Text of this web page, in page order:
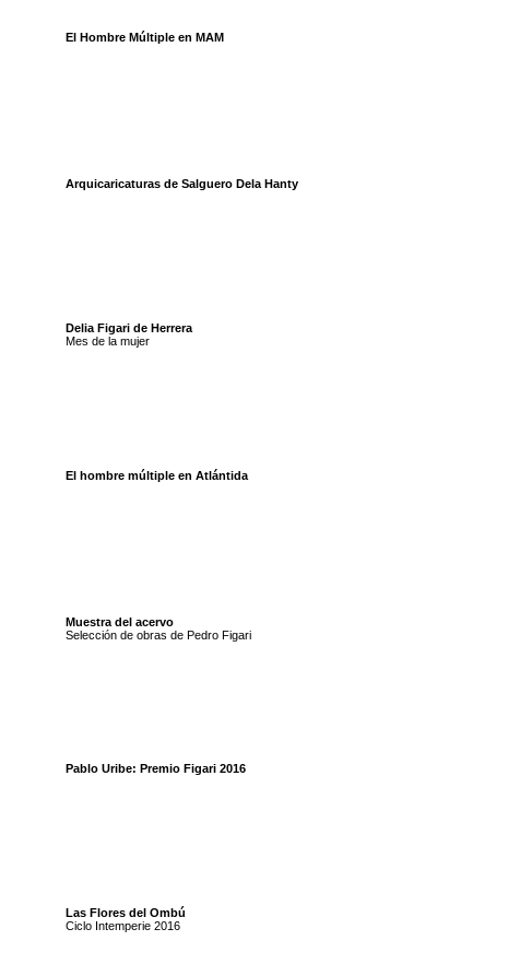
El Hombre Múltiple en MAM
Arquicaricaturas de Salguero Dela Hanty
Delia Figari de Herrera
Mes de la mujer
El hombre múltiple en Atlántida
Muestra del acervo
Selección de obras de Pedro Figari
Pablo Uribe: Premio Figari 2016
Las Flores del Ombú
Ciclo Intemperie 2016